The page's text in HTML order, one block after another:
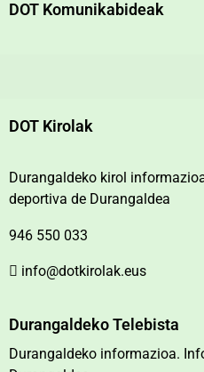
DOT Komunikabideak
DOT Kirolak
Durangaldeko kirol
deportiva de Durangaldea
946 550 033
info@dotkirolak.eus
Durangaldeko Telebista
Durangaldeko informazioa.